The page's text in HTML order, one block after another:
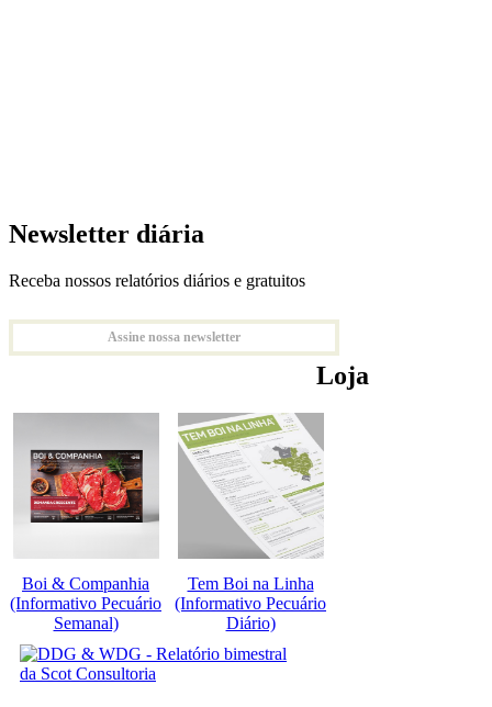
Newsletter diária
Receba nossos relatórios diários e gratuitos
Assine nossa newsletter
Loja
Boi & Companhia
(Informativo Pecuário
Semanal)
Tem Boi na Linha
(Informativo Pecuário
Diário)